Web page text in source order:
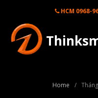
HCM 0968-
Home /